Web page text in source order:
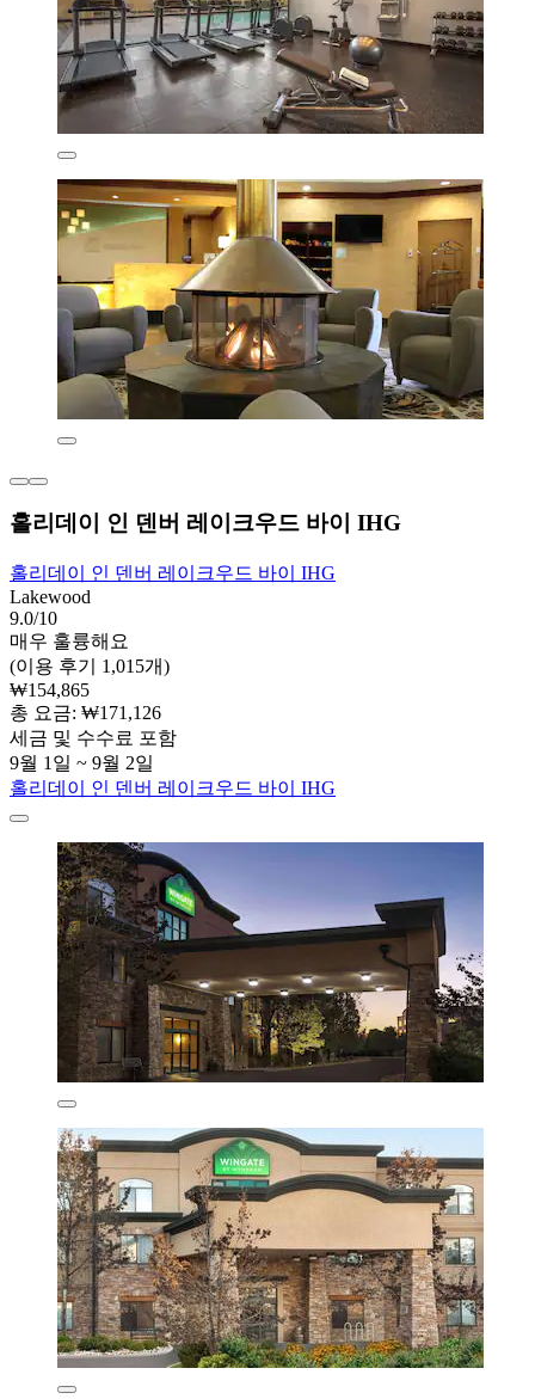
홀리데이 인 덴버 레이크우드 바이 IHG
홀리데이 인 덴버 레이크우드 바이 IHG
Lakewood
9.0/10
매우 훌륭해요
(이용 후기 1,015개)
₩154,865
총 요금: ₩171,126
세금 및 수수료 포함
9월 1일 ~ 9월 2일
홀리데이 인 덴버 레이크우드 바이 IHG